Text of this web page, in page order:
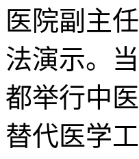
医院副主
法演示。
都举行中
替代医学